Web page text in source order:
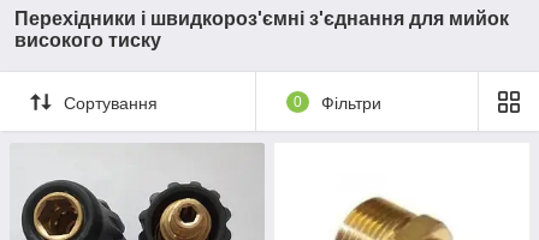
Перехідники і швидкороз'ємні з'єднання для мийок
високого тиску
Сортування 0 Фільтри